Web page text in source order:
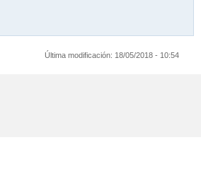
Última modificación: 18/05/2018 - 10:54